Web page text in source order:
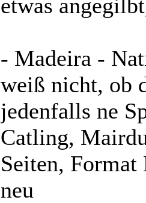
etwas
- Madeira -
weiß nicht, ob
jedenfalls ne
Catling,
Seiten,
neu